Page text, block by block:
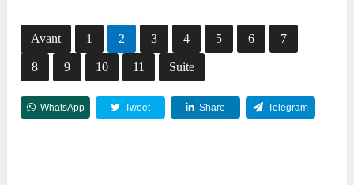
Avant 1 2 3 4 5 6 7
8 9 10 11 Suite
WhatsApp Tweet Share Telegram